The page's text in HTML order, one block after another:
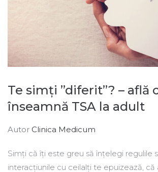
Te simți ”diferit”? – află
înseamnă TSA la adult
Autor Clinica Medicum
Simți că îți este greu să înțelegi regulile
interacțiunile cu ceilalți te epuizează, că